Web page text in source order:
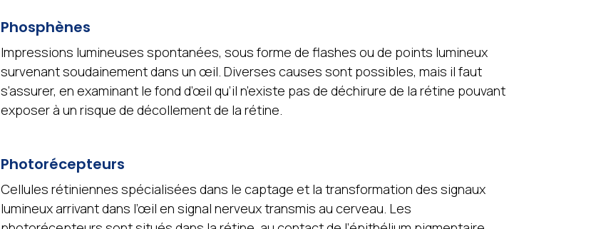
Phosphènes
Impressions lumineuses spontanées, sous forme de flashes ou de points lumineux
survenant soudainement dans un œil. Diverses causes sont possibles, mais il faut
s’assurer, en examinant le fond d’œil qu’il n’existe pas de déchirure de la rétine pouvant
exposer à un risque de décollement de la rétine.
Photorécepteurs
Cellules rétiniennes spécialisées dans le captage et la transformation des signaux
lumineux arrivant dans l’œil en signal nerveux transmis au cerveau. Les